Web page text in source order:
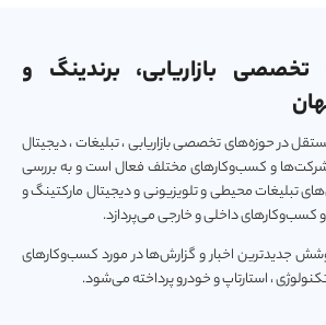
تخصصی بازاریابی، برندینگ و
در حوزه‌های تخصصی بازاریابی ، تبلیغات ، دیجیتال
شرکت‌ها و کسب‌و‌کارهای مختلف فعال است و به بررسی
تبلیغات محیطی و تلویزیونی و دیجیتال مارکتینگ و
و کسب‌و‌کارهای داخلی و خارجی می‌پردازد.
همچنین در آیمارکتور به پوشش جدیدترین اخبار و گزارش‌ها در مورد کسب‌و‎کارهای
، استارتاپ و خودرو پرداخته می‌شود.